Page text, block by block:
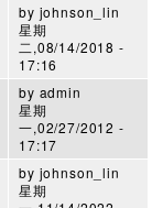
by johnson_lin
星期
二,08/14/2018 -
17:16
by admin
星期
一,02/27/2012 -
17:17
by johnson_lin
星期